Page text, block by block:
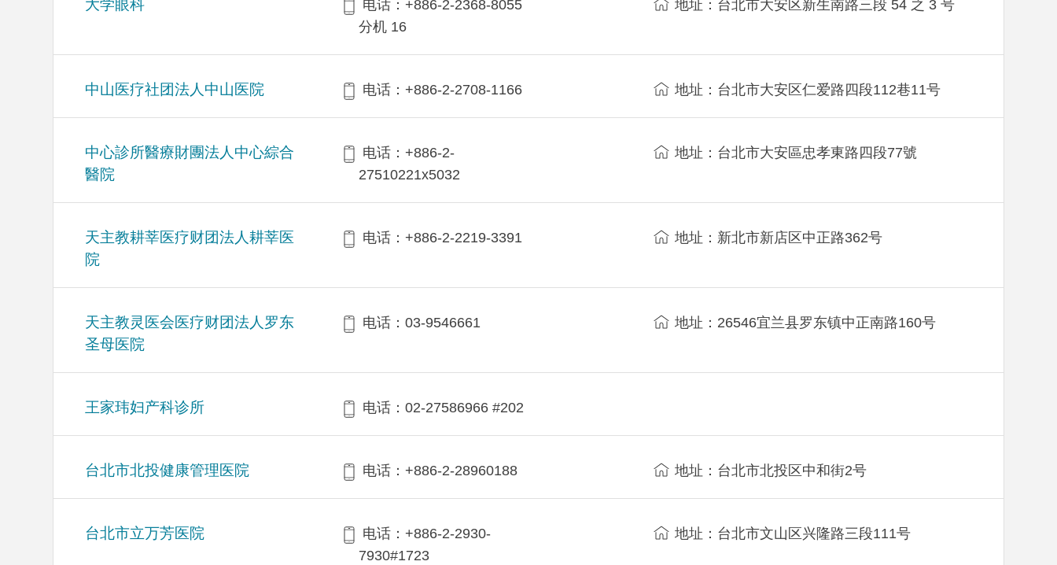
大学眼科
电话：+886-2-2368-8055
分机 16
地址：台北市大安区新生南路三段 54 之 3 号
中山医疗社团法人中山医院 电话：+886-2-2708-1166 地址：台北市大安区仁爱路四段112巷11号
中心診所醫療財團法人中心綜合
醫院
电话：+886-2-
27510221x5032
地址：台北市大安區忠孝東路四段77號
天主教耕莘医疗财团法人耕莘医
院
电话：+886-2-2219-3391 地址：新北市新店区中正路362号
天主教灵医会医疗财团法人罗东
圣母医院
电话：03-9546661 地址：26546宜兰县罗东镇中正南路160号
王家玮妇产科诊所 电话：02-27586966 #202
台北市北投健康管理医院 电话：+886-2-28960188 地址：台北市北投区中和街2号
台北市立万芳医院
电话：+886-2-2930-
7930#1723
地址：台北市文山区兴隆路三段111号